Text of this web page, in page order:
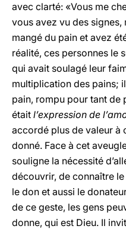
avec clarté: «Vous me
vous avez vu des
mangé du pain et avez
réalité, ces personnes le
qui avait soulagé leur
multiplication des pains;
pain, rompu pour tant de
était l’expression de
accordé plus de valeur à
donné. Face à cet
souligne la nécessité
découvrir, de connaître
le don et aussi le
de ce geste, les gens
donne, qui est Dieu. Il